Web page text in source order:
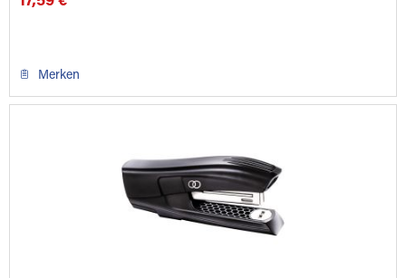
Merken